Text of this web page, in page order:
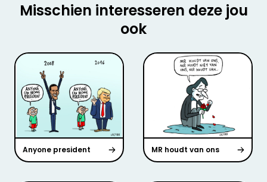
Misschien interesseren deze jou
ook
Anyone president MR houdt van ons